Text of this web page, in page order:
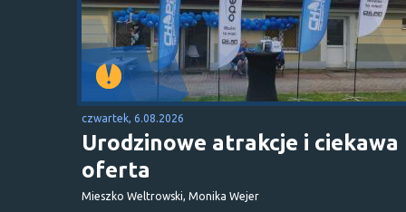
czwartek, 6.08.2026
Urodzinowe atrakcje i ciekawa
oferta
Mieszko Weltrowski, Monika Wejer